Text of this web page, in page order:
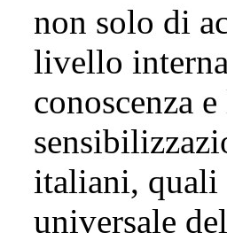
non solo di
livello
conoscenza e
italiani, quali
universale